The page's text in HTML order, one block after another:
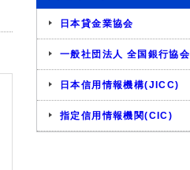
日本貸金業協会
一般社団法人 全国銀行協会
日本信用情報機構(JICC)
指定信用情報機関(CIC)